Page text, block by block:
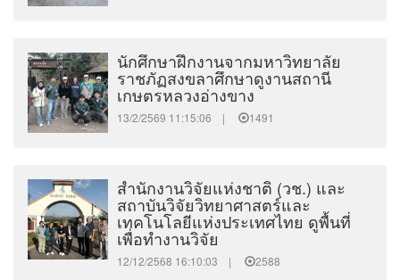
นักศึกษาฝึกงานจากมหาวิทยาลัย
ราชภัฏสงขลาศึกษาดูงานสถานี
เกษตรหลวงอ่างขาง
13/2/2569 11:15:06 | 1491
สำนักงานวิจัยแห่งชาติ (วช.) และ
สถาบันวิจัยวิทยาศาสตร์และ
เทคโนโลยีแห่งประเทศไทย ดูพื้นที่
เพื่อทำงานวิจัย
12/12/2568 16:10:03 | 2588